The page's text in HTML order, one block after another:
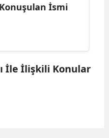
Konuşulan İsmi
İle İlişkili Konular